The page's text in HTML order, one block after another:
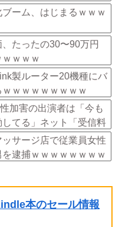
ブーム、はじまるｗｗｗ
、たったの30〜90万円
ｗｗｗ
製ルーター20機種にバ
ｗｗｗｗｗｗｗｗ
加害の出演者は「今も
てる」ネット「受信料
を伝えよ」
ッサージ店で従業員女性
逮捕ｗｗｗｗｗｗｗｗ
本のセール情報